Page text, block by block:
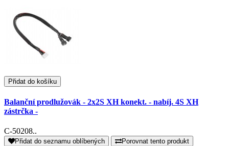
Přidat do košíku
Balanční prodlužovák - 2x2S XH konekt. - nabíj. 4S XH
zástrčka -
C-50208..
Přidat do seznamu oblíbených Porovnat tento produkt